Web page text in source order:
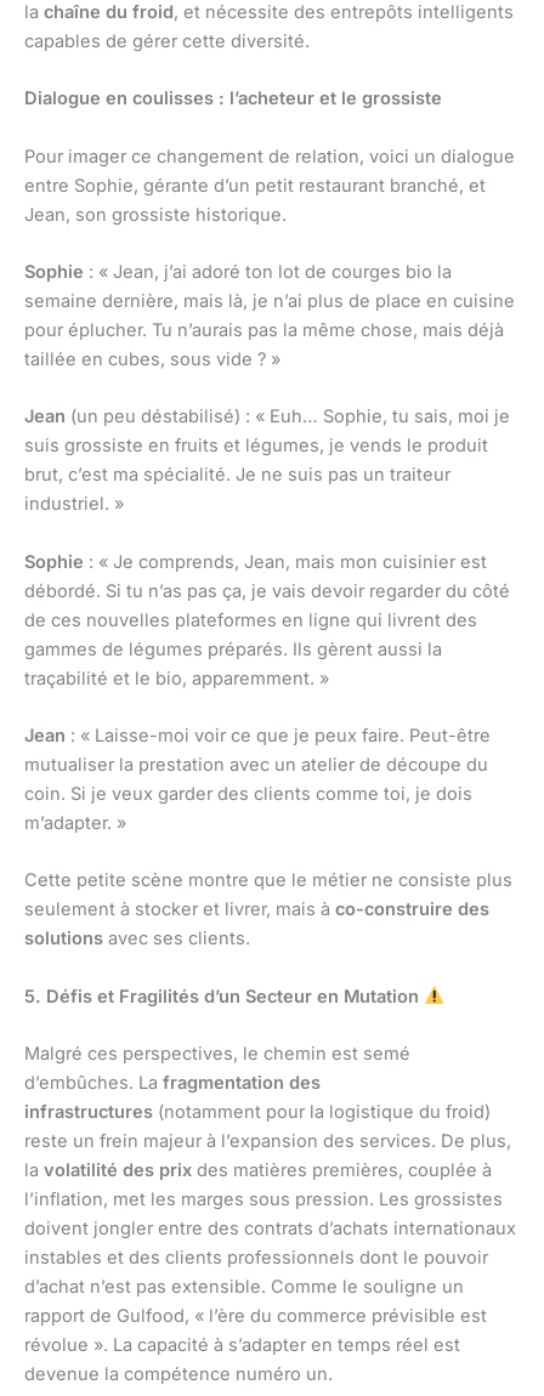
la chaîne du froid, et nécessite des entrepôts intelligents
capables de gérer cette diversité.
Dialogue en coulisses : l’acheteur et le grossiste
Pour imager ce changement de relation, voici un dialogue
entre Sophie, gérante d’un petit restaurant branché, et
Jean, son grossiste historique.
Sophie : « Jean, j’ai adoré ton lot de courges bio la
semaine dernière, mais là, je n’ai plus de place en cuisine
pour éplucher. Tu n’aurais pas la même chose, mais déjà
taillée en cubes, sous vide ? »
Jean (un peu déstabilisé) : « Euh… Sophie, tu sais, moi je
suis grossiste en fruits et légumes, je vends le produit
brut, c’est ma spécialité. Je ne suis pas un traiteur
industriel. »
Sophie : « Je comprends, Jean, mais mon cuisinier est
débordé. Si tu n’as pas ça, je vais devoir regarder du côté
de ces nouvelles plateformes en ligne qui livrent des
gammes de légumes préparés. Ils gèrent aussi la
traçabilité et le bio, apparemment. »
Jean : « Laisse-moi voir ce que je peux faire. Peut-être
mutualiser la prestation avec un atelier de découpe du
coin. Si je veux garder des clients comme toi, je dois
m’adapter. »
Cette petite scène montre que le métier ne consiste plus
seulement à stocker et livrer, mais à co-construire des
solutions avec ses clients.
5. Défis et Fragilités d’un Secteur en Mutation
Malgré ces perspectives, le chemin est semé
d’embûches. La fragmentation des
infrastructures (notamment pour la logistique du froid)
reste un frein majeur à l’expansion des services. De plus,
la volatilité des prix des matières premières, couplée à
l’inflation, met les marges sous pression. Les grossistes
doivent jongler entre des contrats d’achats internationaux
instables et des clients professionnels dont le pouvoir
d’achat n’est pas extensible. Comme le souligne un
rapport de Gulfood, « l’ère du commerce prévisible est
révolue ». La capacité à s’adapter en temps réel est
devenue la compétence numéro un.